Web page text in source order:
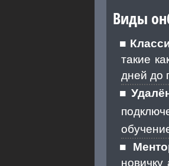
Виды
такие
дней до
новичку